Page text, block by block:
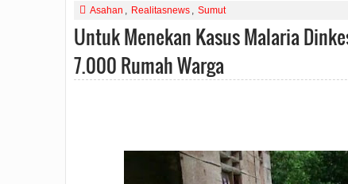
Asahan , Realitasnews , Sumut
Untuk Menekan Kasus Malaria
7.000 Rumah Warga